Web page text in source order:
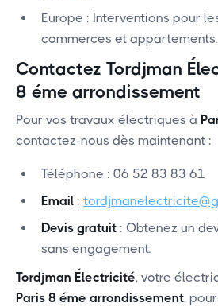
Europe : Interventions pour
commerces et appartements.
Contactez Tordjman
8 éme arrondissement
Pour vos travaux électriques à
contactez-nous dès maintenant :
Téléphone : 06 52 83 83 61
Email :
Devis gratuit : Obtenez un
sans engagement.
Tordjman Électricité, votre
Paris 8 éme arrondissement,